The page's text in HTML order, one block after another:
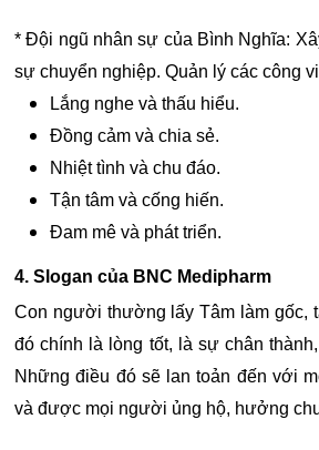
* Đội ngũ nhân sự của Bình Nghĩa:
sự chuyển nghiệp. Quản lý các công
Lắng nghe và thấu hiểu.
Đồng cảm và chia sẻ.
Nhiệt tình và chu đáo.
Tận tâm và cống hiến.
Đam mê và phát triển.
4. Slogan của BNC Medipharm
Con người thường lấy Tâm làm gốc,
đó chính là lòng tốt, là sự chân
Những điều đó sẽ lan toản đến với
và được mọi người ủng hộ, hưởng